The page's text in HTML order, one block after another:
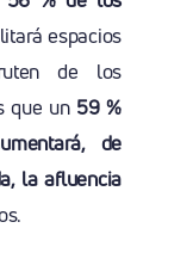
espacios
de los
que un 59 %
de
la afluencia